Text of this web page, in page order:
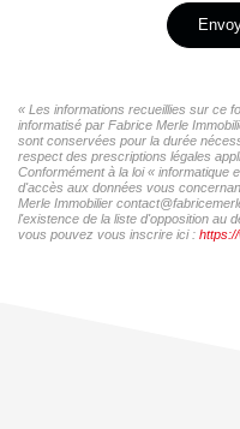
« Les informations recueillies sur ce
informatisé par Fabrice Merle
sont conservées pour la durée
respect des prescriptions légales
Conformément à la loi « informatique
d'accès aux données vous
Merle Immobilier
l'existence de la liste d'opposition au
vous pouvez vous inscrire ici :